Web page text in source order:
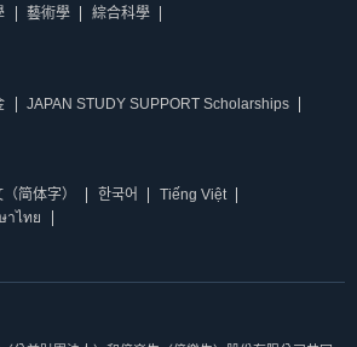
藝術學 綜合科學
JAPAN STUDY SUPPORT Scholarships
简体字） 한국어
Tiếng Việt
าไทย